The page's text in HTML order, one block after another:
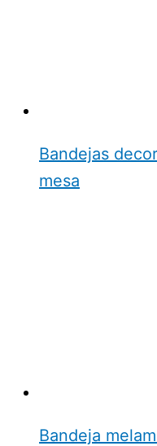
Bandejas
mesa
Bandeja